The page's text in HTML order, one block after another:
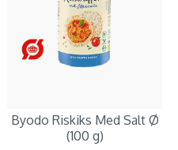
Byodo Riskiks Med Salt Ø
(100 g)